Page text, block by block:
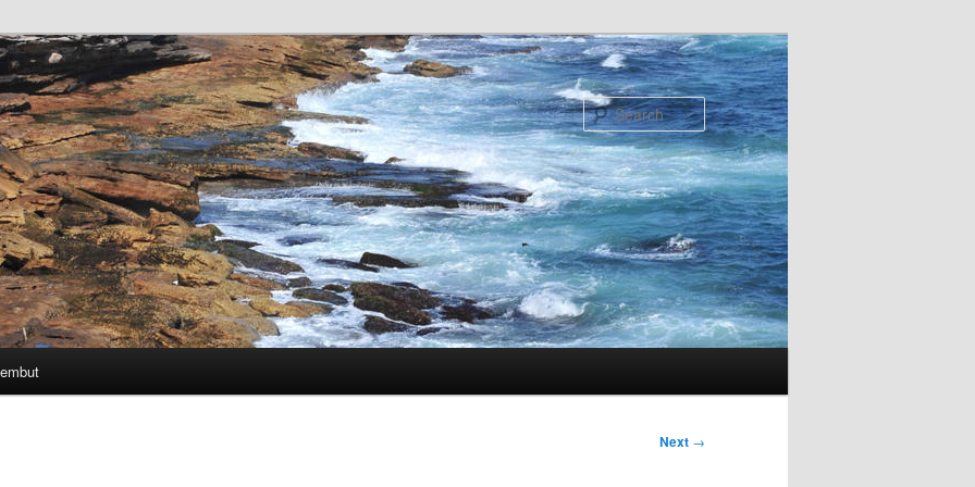
Search
Next →